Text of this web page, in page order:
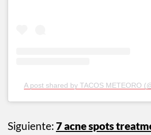
A post shared by TACOS METEORO
Siguiente: 7 acne spots